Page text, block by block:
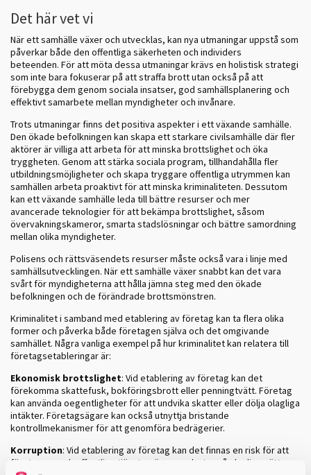
Det här vet vi
När ett samhälle växer och utvecklas, kan nya utmaningar uppstå som
påverkar både den offentliga säkerheten och individers
beteenden. För att möta dessa utmaningar krävs en holistisk strategi
som inte bara fokuserar på att straffa brott utan också på att
förebygga dem genom sociala insatser, god samhällsplanering och
effektivt samarbete mellan myndigheter och invånare.
Trots utmaningar finns det positiva aspekter i ett växande samhälle.
Den ökade befolkningen kan skapa ett starkare civilsamhälle där fler
aktörer är villiga att arbeta för att minska brottslighet och öka
tryggheten. Genom att stärka sociala program, tillhandahålla fler
utbildningsmöjligheter och skapa tryggare offentliga utrymmen kan
samhällen arbeta proaktivt för att minska kriminaliteten. Dessutom
kan ett växande samhälle leda till bättre resurser och mer
avancerade teknologier för att bekämpa brottslighet, såsom
övervakningskameror, smarta stadslösningar och bättre samordning
mellan olika myndigheter.
Polisens och rättsväsendets resurser måste också vara i linje med
samhällsutvecklingen. När ett samhälle växer snabbt kan det vara
svårt för myndigheterna att hålla jämna steg med den ökade
befolkningen och de förändrade brottsmönstren.
Kriminalitet i samband med etablering av företag kan ta flera olika
former och påverka både företagen själva och det omgivande
samhället. Några vanliga exempel på hur kriminalitet kan relatera till
företagsetableringar är:
Ekonomisk brottslighet: Vid etablering av företag kan det
förekomma skattefusk, bokföringsbrott eller penningtvätt. Företag
kan använda oegentligheter för att undvika skatter eller dölja olagliga
intäkter. Företagsägare kan också utnyttja bristande
kontrollmekanismer för att genomföra bedrägerier.
Korruption: Vid etablering av företag kan det finnas en risk för att
företagare och offentliga tjänstemän samarbetar på olagliga sätt,